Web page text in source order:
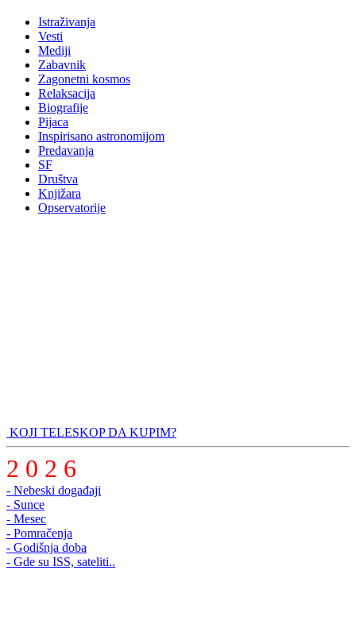
Istraživanja
Vesti
Mediji
Zabavnik
Zagonetni kosmos
Relaksacija
Biografije
Pijaca
Inspirisano astronomijom
Predavanja
SF
Društva
Knjižara
Opservatorije
KOJI TELESKOP DA KUPIM?
2 0 2 6
- Nebeski događaji
- Sunce
- Mesec
- Pomračenja
- Godišnja doba
- Gde su ISS, sateliti..